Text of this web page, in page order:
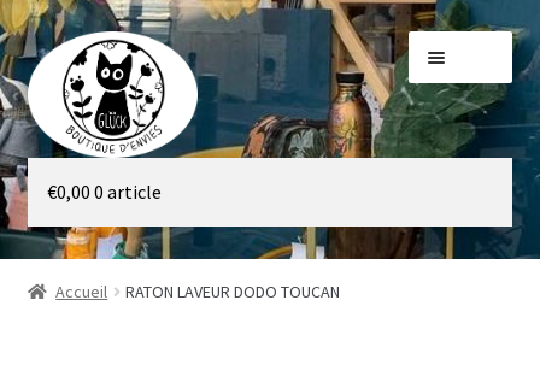
Aller
à
la
navigation
Aller
au
contenu
Galerie
Boutique
€0,00 0 article
Accueil RATON LAVEUR DODO TOUCAN